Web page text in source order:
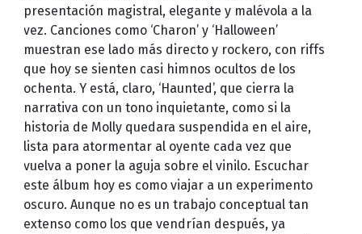
presentación magistral, elegante y malévola a la
vez. Canciones como ‘Charon’ y ‘Halloween’
muestran ese lado más directo y rockero, con riffs
que hoy se sienten casi himnos ocultos de los
ochenta. Y está, claro, ‘Haunted’, que cierra la
narrativa con un tono inquietante, como si la
historia de Molly quedara suspendida en el aire,
lista para atormentar al oyente cada vez que
vuelva a poner la aguja sobre el vinilo. Escuchar
este álbum hoy es como viajar a un experimento
oscuro. Aunque no es un trabajo conceptual tan
extenso como los que vendrían después, ya